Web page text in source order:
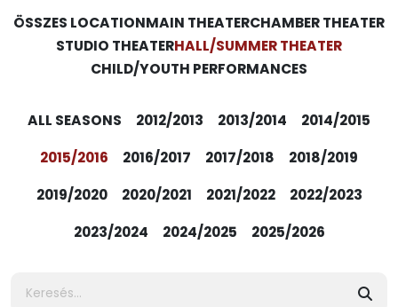
ÖSSZES LOCATIONMAIN THEATERCHAMBER THEATER
STUDIO THEATERHALL/SUMMER THEATER
CHILD/YOUTH PERFORMANCES
ALL SEASONS 2012/2013 2013/2014
2014/2015
2015/2016
2016/2017 2017/2018
2018/2019
2019/2020
2020/2021 2021/2022
2022/2023
2023/2024
2024/2025 2025/2026